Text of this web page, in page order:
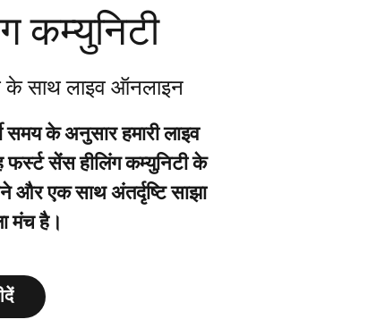
कम्युनिटी
साथ लाइव ऑनलाइन
समय के अनुसार हमारी लाइव
सेंस हीलिंग कम्युनिटी के
और एक साथ अंतर्दृष्टि साझा
मंच है।